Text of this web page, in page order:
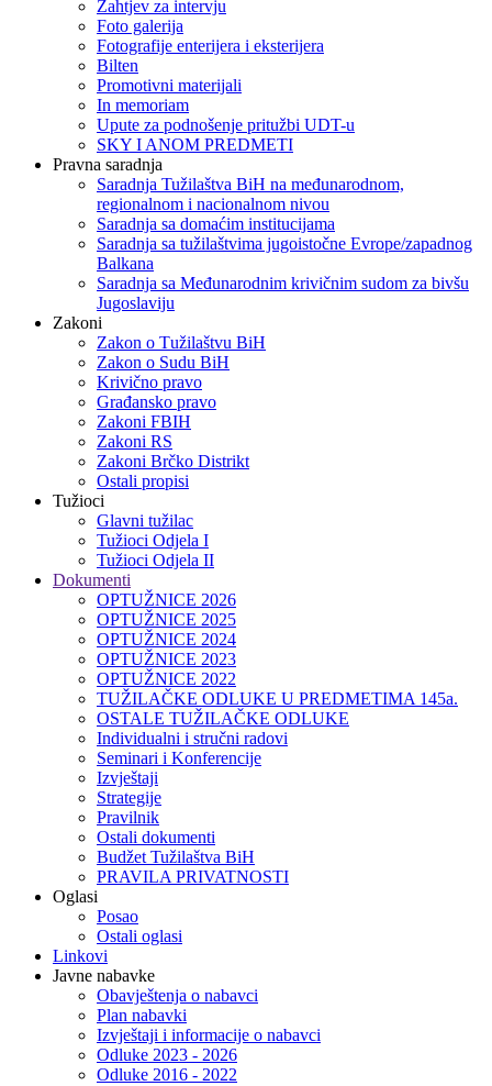
Zahtjev za intervju
Foto galerija
Fotografije enterijera i eksterijera
Bilten
Promotivni materijali
In memoriam
Upute za podnošenje pritužbi UDT-u
SKY I ANOM PREDMETI
Pravna saradnja
Saradnja Tužilaštva BiH na međunarodnom,
regionalnom i nacionalnom nivou
Saradnja sa domaćim institucijama
Saradnja sa tužilaštvima jugoistočne Evrope/zapadnog
Balkana
Saradnja sa Međunarodnim krivičnim sudom za bivšu
Jugoslaviju
Zakoni
Zakon o Тužilaštvu BiH
Zakon o Sudu BiH
Krivično pravo
Građansko pravo
Zakoni FBIH
Zakoni RS
Zakoni Brčko Distrikt
Ostali propisi
Tužioci
Glavni tužilac
Tužioci Odjela I
Tužioci Odjela II
Dokumenti
OPTUŽNICE 2026
OPTUŽNICE 2025
OPTUŽNICE 2024
OPTUŽNICE 2023
OPTUŽNICE 2022
TUŽILAČKE ODLUKE U PREDMETIMA 145a.
OSTALE TUŽILAČKE ODLUKE
Individualni i stručni radovi
Seminari i Konferencije
Izvještaji
Strategije
Pravilnik
Ostali dokumenti
Budžet Tužilaštva BiH
PRAVILA PRIVATNOSTI
Oglasi
Posao
Ostali oglasi
Linkovi
Javne nabavke
Obavještenja o nabavci
Plan nabavki
Izvještaji i informacije o nabavci
Odluke 2023 - 2026
Odluke 2016 - 2022